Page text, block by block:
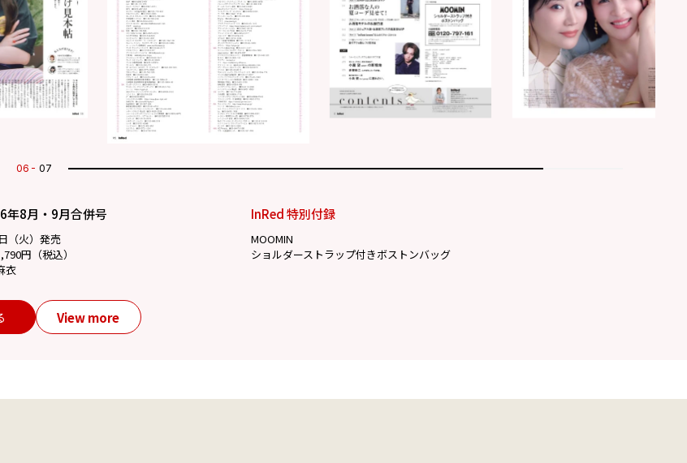
07 07
年8月・9月合併号
（火）発売
円（税込）
衣
InRed 特別付録
MOOMIN
ショルダーストラップ付きボストンバッグ
View more